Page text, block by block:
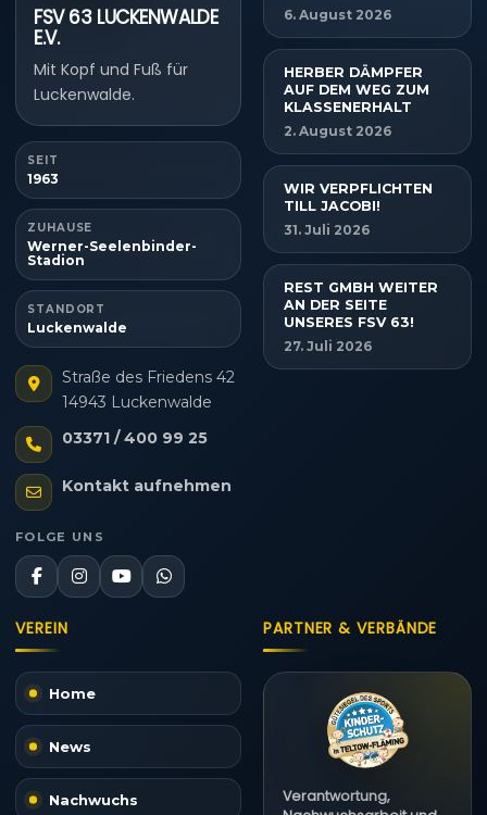
FSV 63 LUCKENWALDE
E.V.
Mit Kopf und Fuß für
Luckenwalde.
SEIT
1963
ZUHAUSE
Werner-Seelenbinder-
Stadion
STANDORT
Luckenwalde
Straße des Friedens 42
14943 Luckenwalde
03371 / 400 99 25
Kontakt aufnehmen
FOLGE UNS
6. August 2026
HERBER DÄMPFER
AUF DEM WEG ZUM
KLASSENERHALT
2. August 2026
WIR VERPFLICHTEN
TILL JACOBI!
31. Juli 2026
REST GMBH WEITER
AN DER SEITE
UNSERES FSV 63!
27. Juli 2026
VEREIN
Home
News
Nachwuchs
PARTNER & VERBÄNDE
Verantwortung,